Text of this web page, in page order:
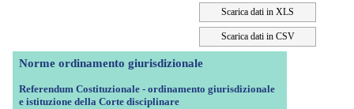
Norme ordinamento giurisdizionale
Referendum Costituzionale - ordinamento giurisdizionale
e istituzione della Corte disciplinare